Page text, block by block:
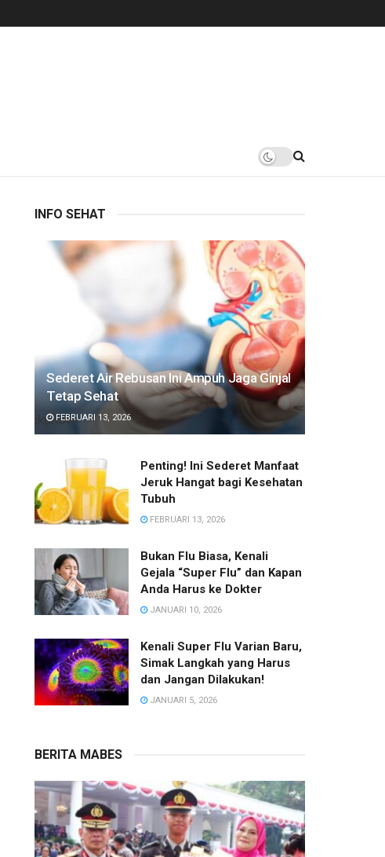
INFO SEHAT
Sederet Air Rebusan Ini Ampuh Jaga Ginjal
Tetap Sehat
FEBRUARI 13, 2026
Penting! Ini Sederet Manfaat
Jeruk Hangat bagi Kesehatan
Tubuh
FEBRUARI 13, 2026
Bukan Flu Biasa, Kenali
Gejala “Super Flu” dan Kapan
Anda Harus ke Dokter
JANUARI 10, 2026
Kenali Super Flu Varian Baru,
Simak Langkah yang Harus
dan Jangan Dilakukan!
JANUARI 5, 2026
BERITA MABES